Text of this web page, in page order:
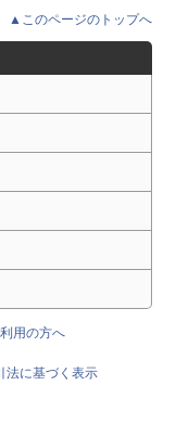
▲このページのトップへ
用の方へ
法に基づく表示